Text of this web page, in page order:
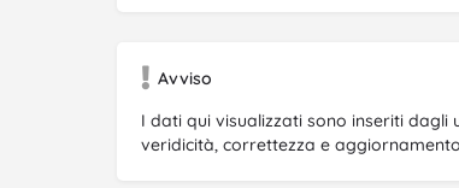
Avviso
I dati qui visualizzati sono inseriti dagli
veridicità, correttezza e